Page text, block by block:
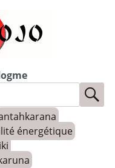
énergétique